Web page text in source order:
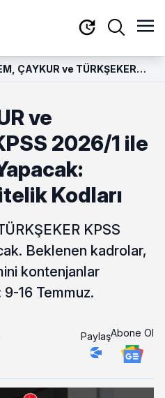
ÇAYKUR ve TÜRKŞEKER
ve
2026/1 ile
Kodları
KPSS
Beklenen kadrolar,
kontenjanlar
16 Temmuz.
PaylaşAbone Ol